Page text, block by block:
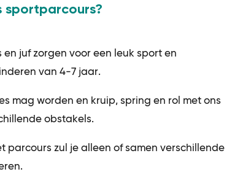
sportparcours?
en juf zorgen voor een leuk sport en
van 4-7 jaar.
mag worden en kruip, spring en rol met ons
obstakels.
parcours zul je alleen of samen verschillende